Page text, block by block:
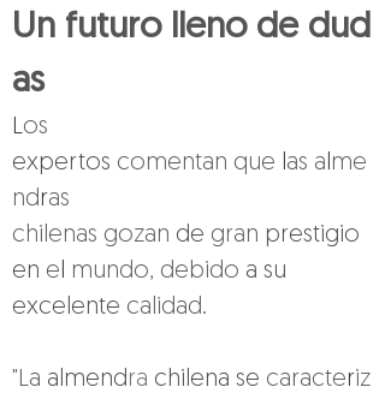
Un futuro lleno de dud
as
Los
expertos comentan que las alme
ndras
chilenas gozan de gran prestigio
en el mundo, debido a su
excelente calidad.
"La almendra chilena se caracteriz